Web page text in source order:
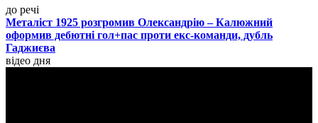
до речі
Металіст 1925 розгромив Олександрію – Калюжний
оформив дебютні гол+пас проти екс-команди, дубль
Гаджиєва
відео дня